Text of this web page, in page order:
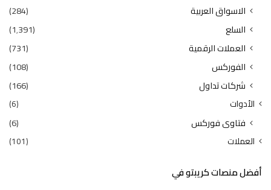
الاسواق العربية
(284)
السلع
(1٬391)
العملات الرقمية
(731)
الفوركس
(108)
شركات تداول
(166)
الأدوات (6)
فتاوى فوركس (6)
العملات (101)
أفضل منصات كريبتو في